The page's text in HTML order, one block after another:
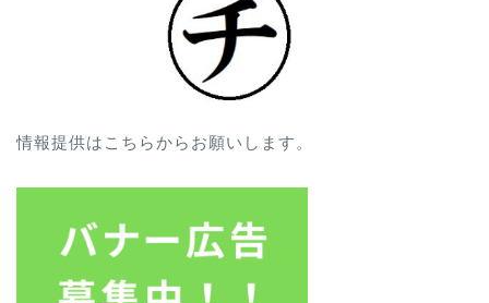
情報提供はこちらからお願いします。